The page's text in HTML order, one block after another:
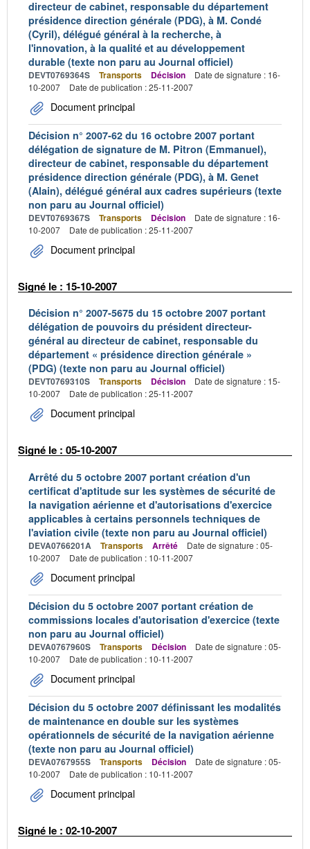
directeur de cabinet, responsable du département
présidence direction générale (PDG), à M. Condé
(Cyril), délégué général à la recherche, à
l'innovation, à la qualité et au développement
durable (texte non paru au Journal officiel)
DEVT0769364S Transports Décision
Date de signature : 16-
10-2007
Date de publication : 25-11-2007
Document principal
Décision n° 2007-62 du 16 octobre 2007 portant
délégation de signature de M. Pitron (Emmanuel),
directeur de cabinet, responsable du département
présidence direction générale (PDG), à M. Genet
(Alain), délégué général aux cadres supérieurs (texte
non paru au Journal officiel)
DEVT0769367S Transports Décision
Date de signature : 16-
10-2007
Date de publication : 25-11-2007
Document principal
Signé le : 15-10-2007
Décision n° 2007-5675 du 15 octobre 2007 portant
délégation de pouvoirs du président directeur-
général au directeur de cabinet, responsable du
département « présidence direction générale »
(PDG) (texte non paru au Journal officiel)
DEVT0769310S Transports Décision
Date de signature : 15-
10-2007
Date de publication : 25-11-2007
Document principal
Signé le : 05-10-2007
Arrêté du 5 octobre 2007 portant création d'un
certificat d'aptitude sur les systèmes de sécurité de
la navigation aérienne et d'autorisations d'exercice
applicables à certains personnels techniques de
l'aviation civile (texte non paru au Journal officiel)
DEVA0766201A Transports Arrêté
Date de signature : 05-
10-2007
Date de publication : 10-11-2007
Document principal
Décision du 5 octobre 2007 portant création de
commissions locales d'autorisation d'exercice (texte
non paru au Journal officiel)
DEVA0767960S Transports Décision
Date de signature : 05-
10-2007
Date de publication : 10-11-2007
Document principal
Décision du 5 octobre 2007 définissant les modalités
de maintenance en double sur les systèmes
opérationnels de sécurité de la navigation aérienne
(texte non paru au Journal officiel)
DEVA0767955S Transports Décision
Date de signature : 05-
10-2007
Date de publication : 10-11-2007
Document principal
Signé le : 02-10-2007